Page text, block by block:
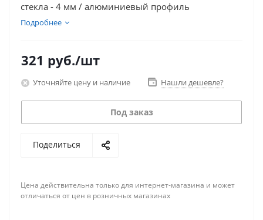
стекла - 4 мм / алюминиевый профиль
Подробнее
321 руб./шт
Уточняйте цену и наличие Нашли дешевле?
Под заказ
Поделиться
Цена действительна только для интернет-магазина и может
отличаться от цен в розничных магазинах